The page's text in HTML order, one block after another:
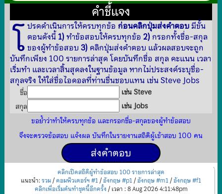
คำชี้แจง
โปรดดำเนินการให้ครบทุกข้อ ก่อนคลิกปุ่มส่งคำตอบมีขั้น
ตอนดังนี้1)ทำข้อสอบให้ครบทุกข้อ2)กรอกทั้งชื่อ-สกุล
ของผู้ทำข้อสอบ3)คลิกปุ่มส่งคำตอบ แล้วผลสอบจะถูก
บันทึกเพียง 100 รายการล่าสุด โดยบันทึกชื่อ สกุล คะแนน เวลา
เริ่มทำ และเวลาสิ้นสุดลงในฐานข้อมูล หากไม่ประสงค์ระบุชื่อ-
สกุลจริง ให้ใส่ชื่อไอดอลที่ท่านชื่นชอบแทน เช่น Steve Jobs
ชื่อ
เช่น Steve
สกุล
เช่น Jobs
ขอย้ำว่าทำให้ครบทุกข้อ และกรอกชื่อ-สกุลของผู้ทำข้อสอบ
จึงจะตรวจข้อสอบ แจ้งผล บันทึกในรายงานสถิติผู้เข้าสอบ 100 คน
คลิกเปิดสถิติผู้ทำข้อสอบ 100 รายการล่าสุด
แนะนำ:รวม/คอมพิวเตอร์ฯ #1/อังกฤษ #p1/อังกฤษ #m1/อังกฤษ #f1
คลิกเพื่อเริ่มต้นทำชุดนี้อีกครั้ง / เวลา : 8 Aug 2026 4:11:48pm